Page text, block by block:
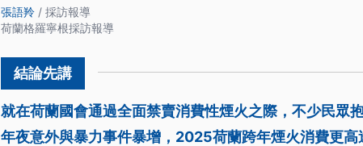
張語羚 / 採訪報導
荷蘭格羅寧根採訪報導
就在荷蘭國會通過全面禁賣消費性煙火之際，不少民眾
年夜意外與暴力事件暴增，2025荷蘭跨年煙火消費更